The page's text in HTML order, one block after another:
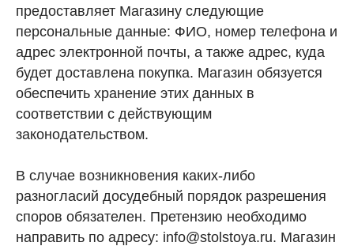
предоставляет Магазину следующие
персональные данные: ФИО, номер телефона и
адрес электронной почты, а также адрес, куда
будет доставлена покупка. Магазин обязуется
обеспечить хранение этих данных в
соответствии с действующим
законодательством.
В случае возникновения каких-либо
разногласий досудебный порядок разрешения
споров обязателен. Претензию необходимо
направить по адресу: info@stolstoya.ru. Магазин